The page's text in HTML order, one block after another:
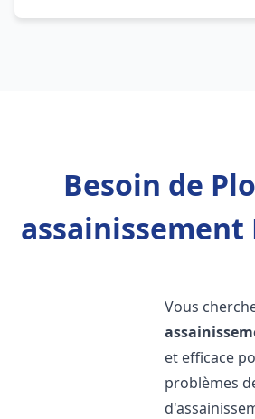
Besoin de
assainissement
Vous
et efficace
problèmes